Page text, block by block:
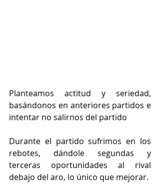
Planteamos actitud y seriedad,
basándonos en anteriores partidos e
intentar no salirnos del partido
Durante el partido sufrimos en los
rebotes, dándole segundas y
terceras oportunidades al rival
debajo del aro, lo único que mejorar.